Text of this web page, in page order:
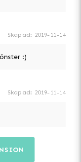
Skapad: 2019-11-14
:)
Skapad: 2019-11-14